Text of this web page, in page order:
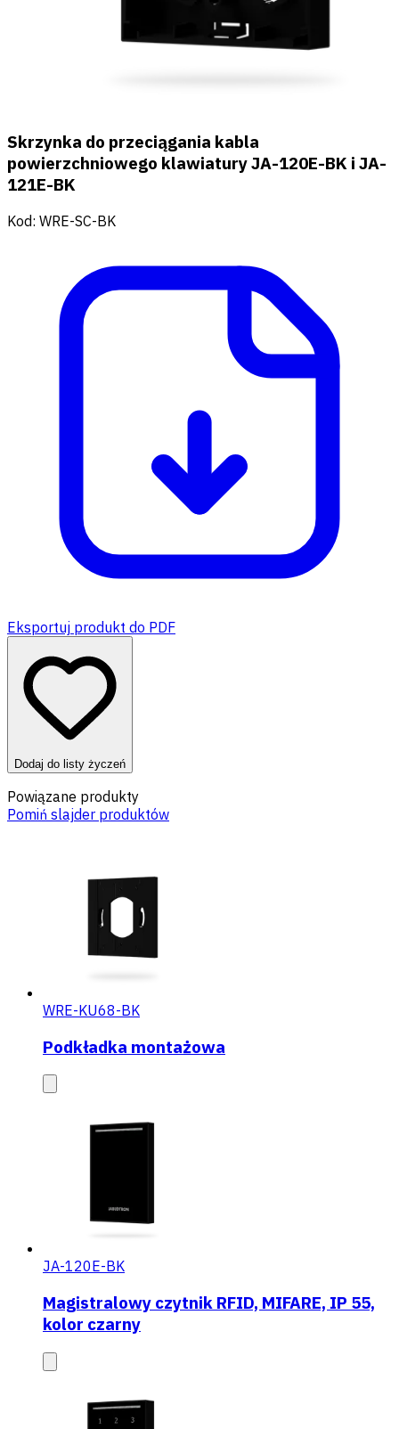
Skrzynka do przeciągania kabla
powierzchniowego klawiatury JA-120E-BK i JA-
121E-BK
Kod: WRE-SC-BK
Eksportuj produkt do PDF
Dodaj do listy życzeń
Powiązane produkty
Pomiń slajder produktów
WRE-KU68-BK
Podkładka montażowa
JA-120E-BK
Magistralowy czytnik RFID, MIFARE, IP 55,
kolor czarny